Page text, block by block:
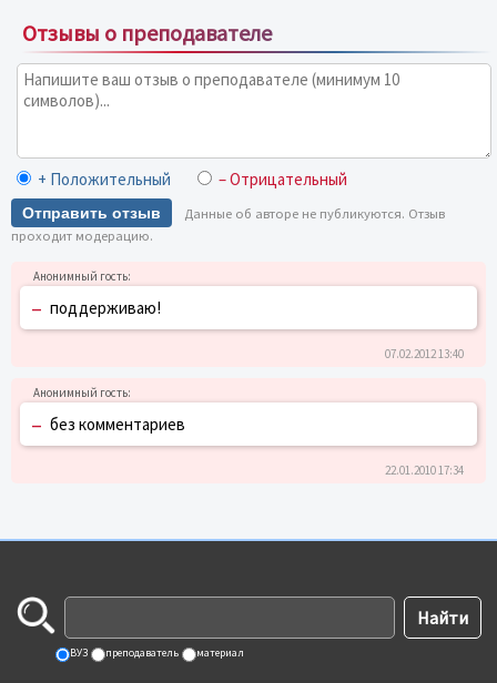
Отзывы о преподавателе
+ Положительный – Отрицательный
Отправить отзыв
Данные об авторе не публикуются. Отзыв
проходит модерацию.
– поддерживаю!
07.02.2012 13:40
– без комментариев
22.01.2010 17:34
ВУЗ преподаватель материал